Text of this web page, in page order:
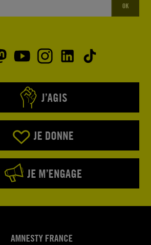
OK
J’AGIS
JE DONNE
JE M’ENGAGE
AMNESTY FRANCE